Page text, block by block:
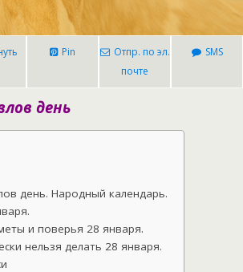
Pin
Отпр. по эл.
почте
SMS
день
день. Народный календарь.
и поверья 28 января.
нельзя делать 28 января.